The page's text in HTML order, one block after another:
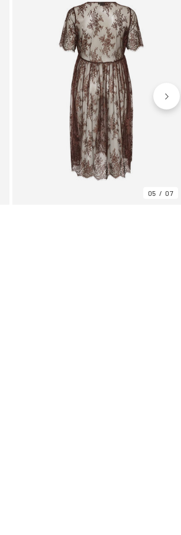
05 07